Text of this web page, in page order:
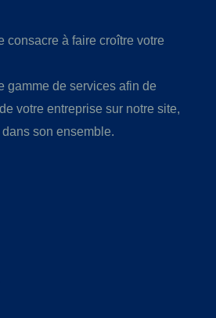
consacre à faire croître votre
gamme de services afin de
votre entreprise sur notre site,
son ensemble.